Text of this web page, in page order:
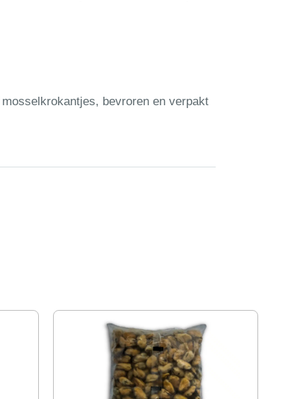
bevroren en verpakt